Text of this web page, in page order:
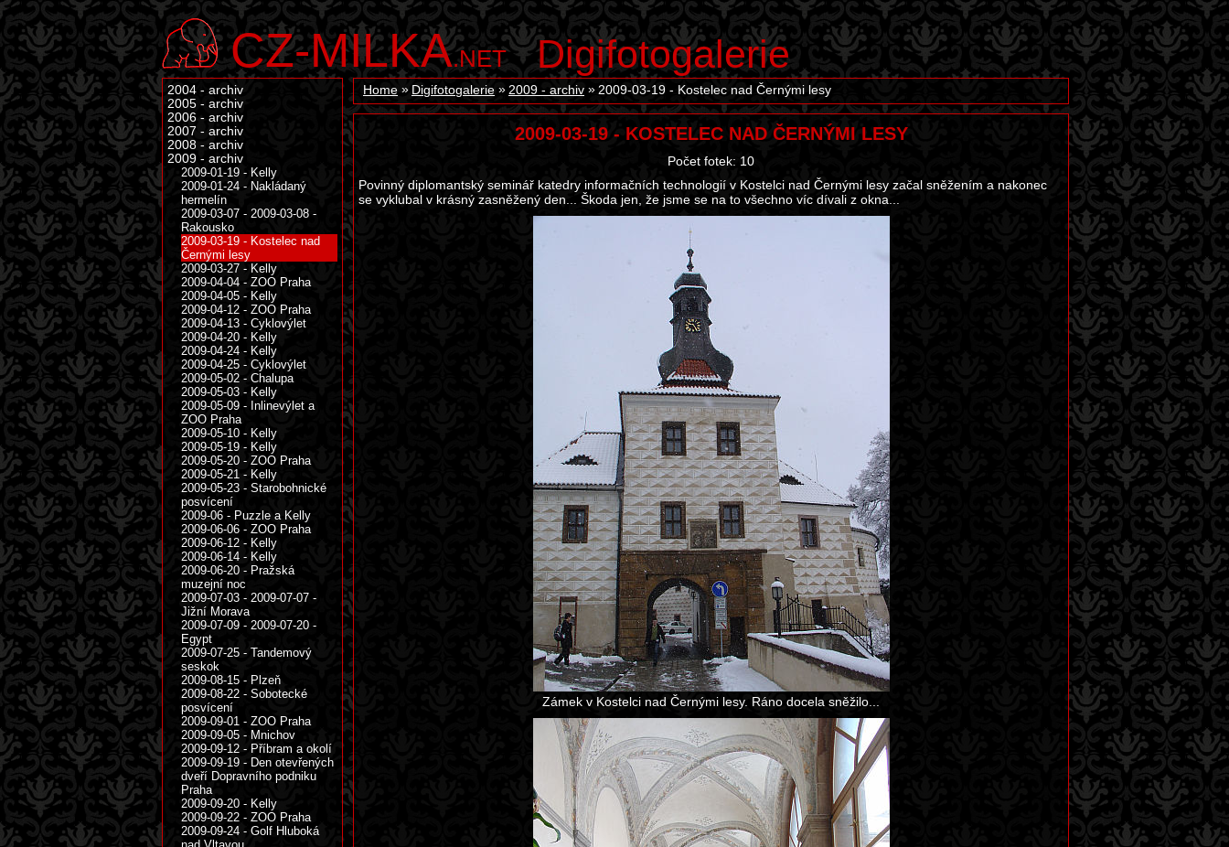
CZ-MILKA.NET Digifotogalerie
Home Digifotogalerie 2009 - archiv 2009-03-19 - Kostelec nad Černými lesy
2009-03-19 - KOSTELEC NAD ČERNÝMI LESY
Počet fotek: 10
Povinný diplomantský seminář katedry informačních technologií v Kostelci nad Černými lesy začal sněžením a nakonec
se vyklubal v krásný zasněžený den... Škoda jen, že jsme se na to všechno víc dívali z okna...
Zámek v Kostelci nad Černými lesy. Ráno docela sněžilo...
2004 - archiv
2005 - archiv
2006 - archiv
2007 - archiv
2008 - archiv
2009 - archiv
2009-01-19 - Kelly
2009-01-24 - Nakládaný
hermelín
2009-03-07 - 2009-03-08 -
Rakousko
2009-03-19 - Kostelec nad
Černými lesy
2009-03-27 - Kelly
2009-04-04 - ZOO Praha
2009-04-05 - Kelly
2009-04-12 - ZOO Praha
2009-04-13 - Cyklovýlet
2009-04-20 - Kelly
2009-04-24 - Kelly
2009-04-25 - Cyklovýlet
2009-05-02 - Chalupa
2009-05-03 - Kelly
2009-05-09 - Inlinevýlet a
ZOO Praha
2009-05-10 - Kelly
2009-05-19 - Kelly
2009-05-20 - ZOO Praha
2009-05-21 - Kelly
2009-05-23 - Starobohnické
posvícení
2009-06 - Puzzle a Kelly
2009-06-06 - ZOO Praha
2009-06-12 - Kelly
2009-06-14 - Kelly
2009-06-20 - Pražská
muzejní noc
2009-07-03 - 2009-07-07 -
Jižní Morava
2009-07-09 - 2009-07-20 -
Egypt
2009-07-25 - Tandemový
seskok
2009-08-15 - Plzeň
2009-08-22 - Sobotecké
posvícení
2009-09-01 - ZOO Praha
2009-09-05 - Mnichov
2009-09-12 - Příbram a okolí
2009-09-19 - Den otevřených
dveří Dopravního podniku
Praha
2009-09-20 - Kelly
2009-09-22 - ZOO Praha
2009-09-24 - Golf Hluboká